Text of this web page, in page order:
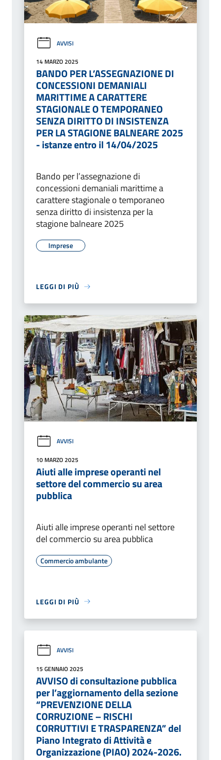
AVVISI
14 MARZO 2025
BANDO PER L’ASSEGNAZIONE DI
CONCESSIONI DEMANIALI
MARITTIME A CARATTERE
STAGIONALE O TEMPORANEO
SENZA DIRITTO DI INSISTENZA
PER LA STAGIONE BALNEARE 2025
- istanze entro il 14/04/2025
Bando per l’assegnazione di
concessioni demaniali marittime a
carattere stagionale o temporaneo
senza diritto di insistenza per la
stagione balneare 2025
Imprese
LEGGI DI PIÙ
AVVISI
10 MARZO 2025
Aiuti alle imprese operanti nel
settore del commercio su area
pubblica
Aiuti alle imprese operanti nel settore
del commercio su area pubblica
Commercio ambulante
LEGGI DI PIÙ
AVVISI
15 GENNAIO 2025
AVVISO di consultazione pubblica
per l’aggiornamento della sezione
“PREVENZIONE DELLA
CORRUZIONE – RISCHI
CORRUTTIVI E TRASPARENZA” del
Piano Integrato di Attività e
Organizzazione (PIAO) 2024-2026.